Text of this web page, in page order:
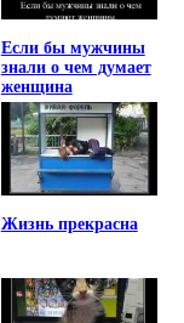
Если бы мужчины
знали о чем думает
женщина
Жизнь прекрасна